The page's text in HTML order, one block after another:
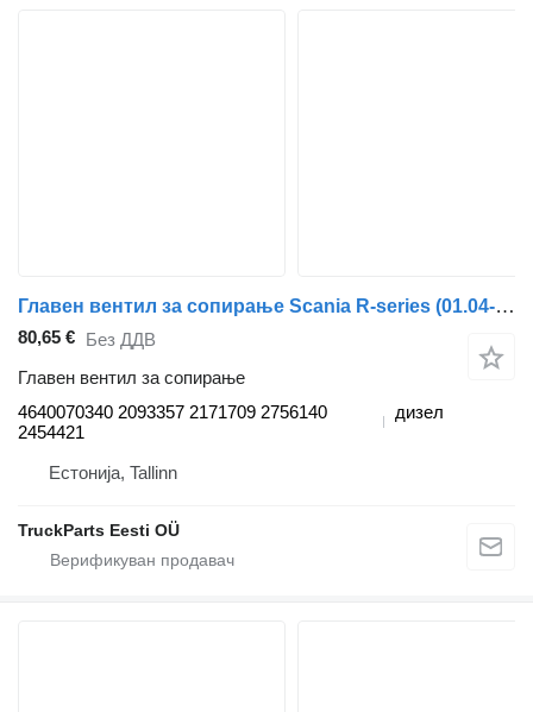
Главен вентил за сопирање Scania R-series (01.04-) 4640070340 за камион влекач Scania P,G,R,T-series (2004-2017)
80,65 € Без ДДВ
Главен вентил за сопирање
4640070340 2093357 2171709 2756140
2454421
дизел
Естонија, Tallinn
TruckParts Eesti OÜ